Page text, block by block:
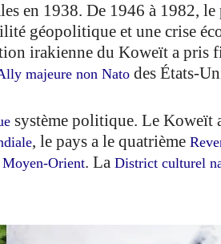
en 1938. De 1946 à 1982,
géopolitique et une crise
irakienne du Koweït a pris
majeure non Nato des États-
système politique. Le Koweït
, le pays a le quatrième
Moyen-Orient. La District culturel